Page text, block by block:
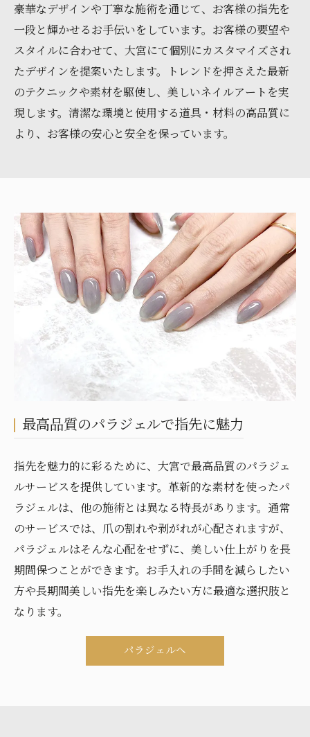
豪華なデザインや丁寧な施術を通じて、お客様の指先を
一段と輝かせるお手伝いをしています。お客様の要望や
スタイルに合わせて、大宮にて個別にカスタマイズされ
たデザインを提案いたします。トレンドを押さえた最新
のテクニックや素材を駆使し、美しいネイルアートを実
現します。清潔な環境と使用する道具・材料の高品質に
より、お客様の安心と安全を保っています。
最高品質のパラジェルで指先に魅力
指先を魅力的に彩るために、大宮で最高品質のパラジェ
ルサービスを提供しています。革新的な素材を使ったパ
ラジェルは、他の施術とは異なる特長があります。通常
のサービスでは、爪の割れや剥がれが心配されますが、
パラジェルはそんな心配をせずに、美しい仕上がりを長
期間保つことができます。お手入れの手間を減らしたい
方や長期間美しい指先を楽しみたい方に最適な選択肢と
なります。
パラジェルへ